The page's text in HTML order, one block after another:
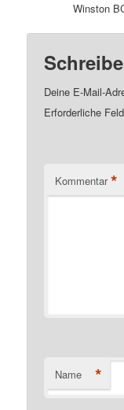
Winston
Deine E-Mail-
Erforderliche
Kommentar *
Name *